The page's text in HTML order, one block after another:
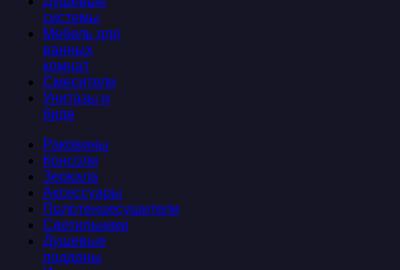
системы
Мебель для
ванных
комнат
Смесители
Унитазы и
биде
Раковины
Консоли
Зеркала
Аксессуары
Полотенцесушители
Светильники
Душевые
поддоны